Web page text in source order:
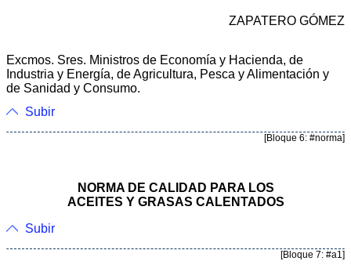
ZAPATERO GÓMEZ
Excmos. Sres. Ministros de Economía y Hacienda, de
Industria y Energía, de Agricultura, Pesca y Alimentación y
de Sanidad y Consumo.
Subir
[Bloque 6: #norma]
NORMA DE CALIDAD PARA LOS
ACEITES Y GRASAS CALENTADOS
Subir
[Bloque 7: #a1]